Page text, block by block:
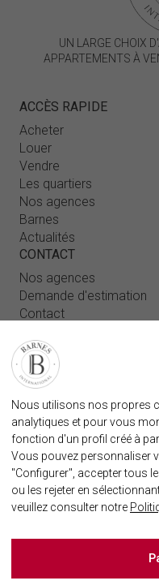
UN LARGE CHOIX
APPARTEMENTS À
ACCÈS RAPIDE
Acheter
Louer
Vendre
Les quartiers
Nos agences
Barnes
Actualités
CONTACT
Nos agences
Demande d'estimation
Contact
FAQ
AGENECE
+34
Nous utilisons nos propres
analytiques et pour vous
fonction d'un profil créé à
Vous pouvez personnaliser
"Configurer", accepter tous
ou les rejeter en
veuillez consulter notre